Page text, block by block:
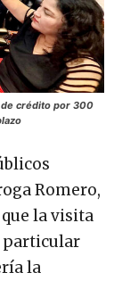
de crédito por 300
Romero,
la visita
particular
la